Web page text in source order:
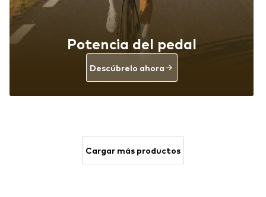
Potencia del pedal
Descúbrelo ahora
Cargar más productos